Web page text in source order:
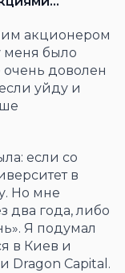
акционером
меня было
доволен
уйду и
если со
в
Но мне
два года, либо
Я подумал
в Киев и
Dragon Capital.